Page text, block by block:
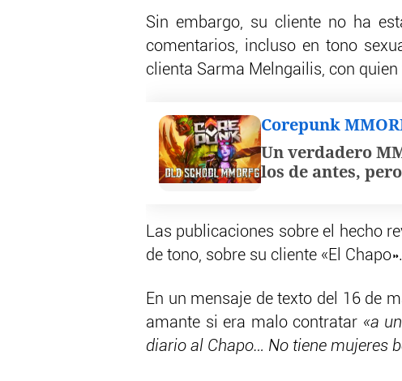
Sin embargo, su cliente no ha
comentarios, incluso en tono
clienta Sarma Melngailis, con
Corepunk
Un verdadero
los de antes,
Las publicaciones sobre el hecho
de tono, sobre su cliente «El Chapo».
En un mensaje de texto del 16 de
amante si era malo contratar «a
diario al Chapo… No tiene mujeres